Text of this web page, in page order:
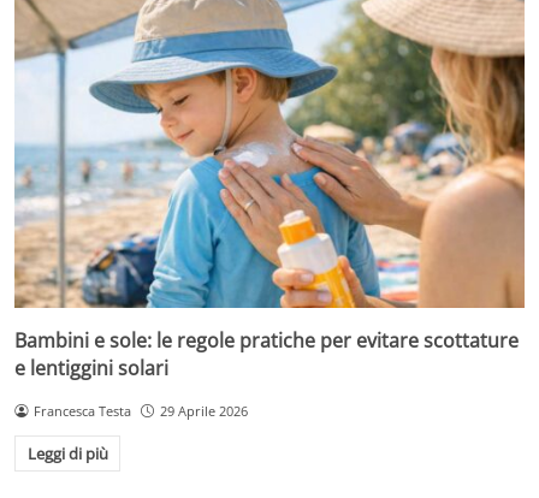
Bambini e sole: le regole pratiche per evitare scottature
e lentiggini solari
Francesca Testa 29 Aprile 2026
Leggi di più